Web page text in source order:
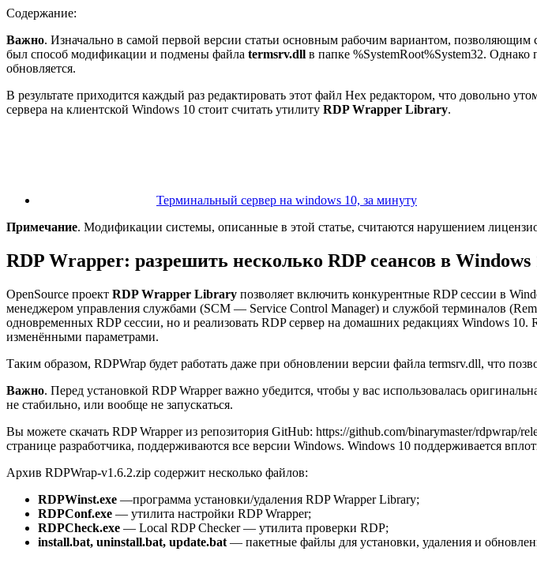
Содержание:
Важно. Изначально в самой первой версии статьи основным рабочим вариантом,
был способ модификации и подмены файла termsrv.dll в папке %SystemRoot%System32.
обновляется.
В результате приходится каждый раз редактировать этот файл Hex редактором, что довольно
сервера на клиентской Windows 10 стоит считать утилиту RDP Wrapper Library.
Терминальный сервер на windows 10, за минуту
Примечание. Модификации системы, описанные в этой статье, считаются нарушением
RDP Wrapper: разрешить несколько RDP сеансов в Windows
OpenSource проект RDPWrapper Library позволяет включить конкурентные RDP сессии в
менеджером управления службами (SCM — Service Control Manager) и службой терминалов
одновременных RDP сессии, но и реализовать RDP сервер на домашних редакциях Windows
изменёнными параметрами.
Таким образом, RDPWrap будет работать даже при обновлении версии файла termsrv.dll, что
Важно. Перед установкой RDP Wrapper важно убедится, чтобы у вас использовалась
не стабильно, или вообще не запускаться.
Вы можете скачать RDP Wrapper из репозитория GitHub: https://github.com/binarymaster/rdpwrap/
странице разработчика, поддерживаются все версии Windows. Windows 10 поддерживается
Архив RDPWrap-v1.6.2.zip содержит несколько файлов:
RDPWinst.exe —программа установки/удаления RDP Wrapper Library;
RDPConf.exe — утилита настройки RDP Wrapper;
RDPCheck.exe — Local RDP Checker — утилита проверки RDP;
install.bat, uninstall.bat, update.bat — пакетные файлы для установки, удаления и